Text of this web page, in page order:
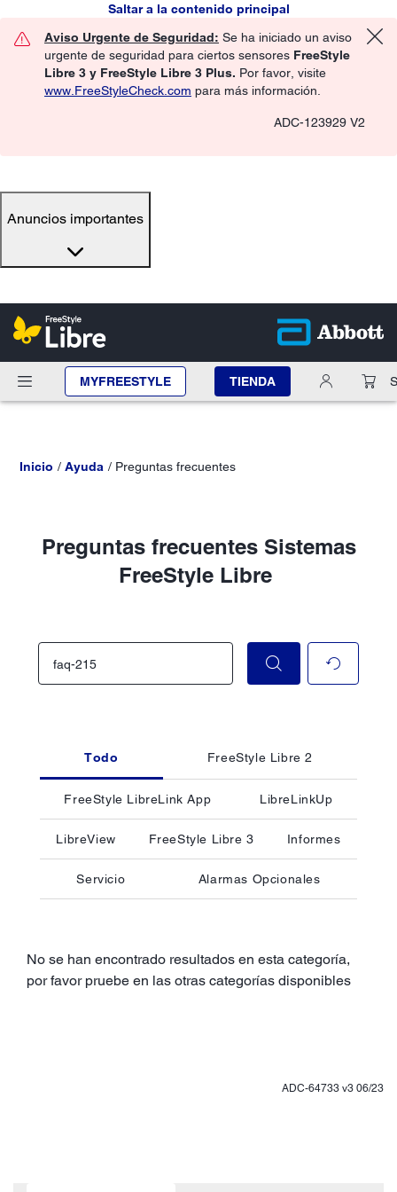
Saltar a la contenido principal
Aviso Urgente de Seguridad: Se ha iniciado un aviso
urgente de seguridad para ciertos sensores FreeStyle
Libre 3 y FreeStyle Libre 3 Plus. Por favor, visite
www.FreeStyleCheck.com para más información.
ADC-123929 V2
Anuncios importantes
MYFREESTYLE TIENDA
Inicio Ayuda Preguntas frecuentes
Preguntas frecuentes Sistemas
FreeStyle Libre
Todo FreeStyle Libre 2
FreeStyle LibreLink App LibreLinkUp
LibreView FreeStyle Libre 3 Informes
Servicio Alarmas Opcionales
No se han encontrado resultados en esta categoría,
por favor pruebe en las otras categorías disponibles
ADC-64733 v3 06/23